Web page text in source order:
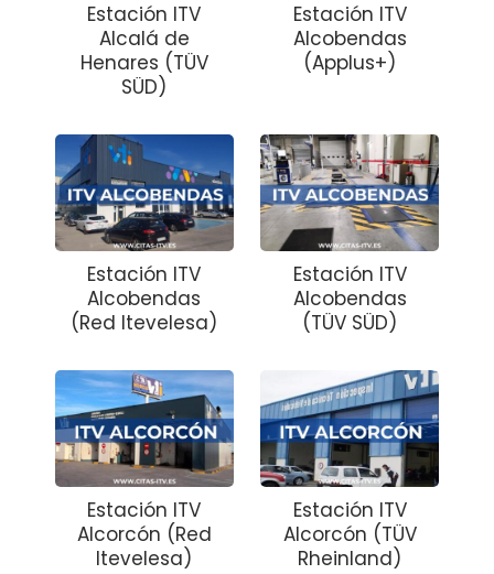
Estación ITV
Alcalá de
Henares (TÜV
SÜD)
Estación ITV
Alcobendas
(Applus+)
Estación ITV
Alcobendas
(Red Itevelesa)
Estación ITV
Alcobendas
(TÜV SÜD)
Estación ITV
Alcorcón (Red
Itevelesa)
Estación ITV
Alcorcón (TÜV
Rheinland)